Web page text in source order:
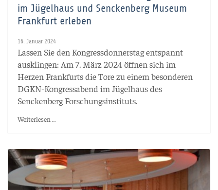
im Jügelhaus und Senckenberg Museum
Frankfurt erleben
16. Januar 2024
Lassen Sie den Kongressdonnerstag entspannt
ausklingen: Am 7. März 2024 öffnen sich im
Herzen Frankfurts die Tore zu einem besonderen
DGKN-Kongressabend im Jügelhaus des
Senckenberg Forschungsinstituts.
Weiterlesen …